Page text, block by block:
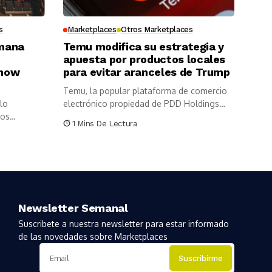
Marketplaces Otros Marketplaces
Temu modifica su estrategia y
apuesta por productos locales
para evitar aranceles de Trump
Temu, la popular plataforma de comercio
electrónico propiedad de PDD Holdings
1 Mins De Lectura
Newsletter Semanal
Suscribete a nuestra newsletter para estar informado
de las novedades sobre Marketplaces